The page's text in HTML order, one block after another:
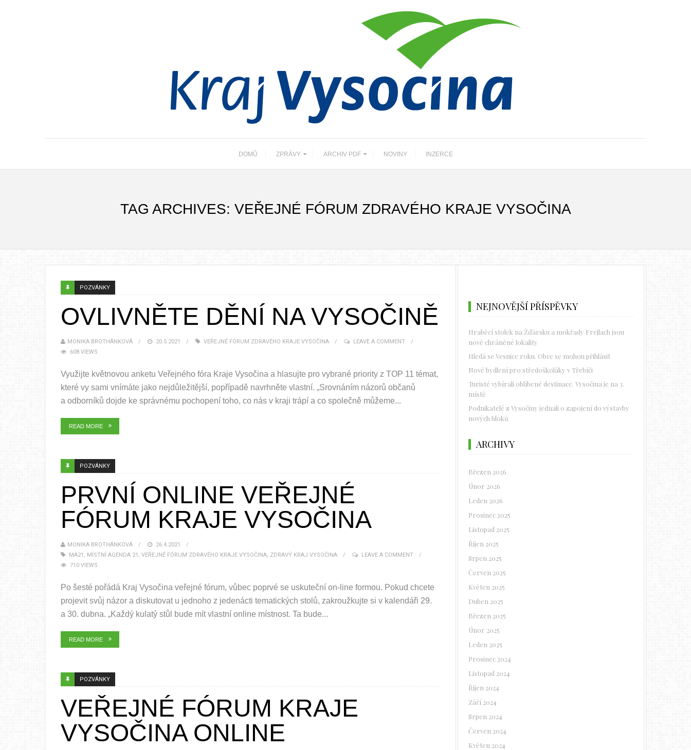
DOMŮ ZPRÁVY ARCHIV PDF NOVINY INZERCE
TAG ARCHIVES: VEŘEJNÉ FÓRUM ZDRAVÉHO KRAJE VYSOČINA
POZVÁNKY
OVLIVNĚTE DĚNÍ NA VYSOČINĚ
MONIKA BROTHÁNKOVÁ 20.5.2021 VEŘEJNÉ FÓRUM ZDRAVÉHO KRAJE VYSOČINA
LEAVE A COMMENT
608 VIEWS
Využijte květnovou anketu Veřejného fóra Kraje Vysočina a hlasujte pro vybrané priority z TOP 11 témat,
které vy sami vnímáte jako nejdůležitější, popřípadě navrhněte vlastní. „Srovnáním názorů občanů
a odborníků dojde ke správnému pochopení toho, co nás v kraji trápí a co společně můžeme...
READ MORE
POZVÁNKY
PRVNÍ ONLINE VEŘEJNÉ
FÓRUM KRAJE VYSOČINA
MONIKA BROTHÁNKOVÁ
26.4.2021
MA21 , MÍSTNÍ AGENDA 21 , VEŘEJNÉ FÓRUM ZDRAVÉHO KRAJE VYSOČINA, ZDRAVÝ KRAJ VYSOČINA
LEAVE A COMMENT
710 VIEWS
Po šesté pořádá Kraj Vysočina veřejné fórum, vůbec poprvé se uskuteční on-line formou. Pokud chcete
projevit svůj názor a diskutovat u jednoho z jedenácti tematických stolů, zakroužkujte si v kalendáři 29.
a 30. dubna. „Každý kulatý stůl bude mít vlastní online místnost. Ta bude...
READ MORE
POZVÁNKY
VEŘEJNÉ FÓRUM KRAJE
VYSOČINA ONLINE
NEJNOVĚJŠÍ PŘÍSPĚVKY
Hraběcí stolek na Žďársku a mokřady Frejlach jsou
nově chráněné lokality
Hledá se Vesnice roku. Obce se mohou přihlásit
Nové bydlení pro středoškoláky v Třebíči
Turisté vybírali oblíbené destinace. Vysočina je na 3.
místě
Podnikatelé z Vysočiny jednali o zapojení do výstavby
nových bloků
ARCHIVY
Březen 2026
Únor 2026
Leden 2026
Prosinec 2025
Listopad 2025
Říjen 2025
Srpen 2025
Červen 2025
Květen 2025
Duben 2025
Březen 2025
Únor 2025
Leden 2025
Prosinec 2024
Listopad 2024
Říjen 2024
Září 2024
Srpen 2024
Červen 2024
Květen 2024